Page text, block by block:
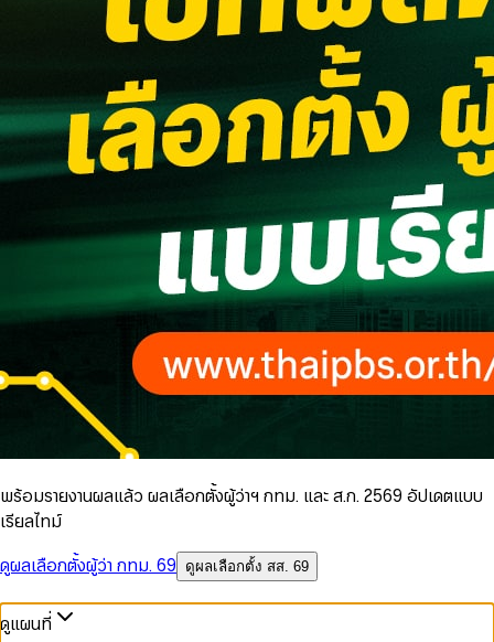
พร้อมรายงานผลแล้ว ผลเลือกตั้งผู้ว่าฯ กทม. และ ส.ก. 2569 อัปเดตแบบ
เรียลไทม์
ดูผลเลือกตั้งผู้ว่า กทม. 69
ดูผลเลือกตั้ง สส. 69
ดูแผนที่